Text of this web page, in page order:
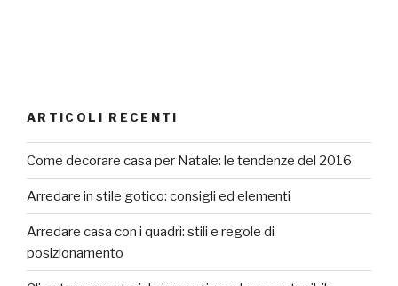
ARTICOLI RECENTI
Come decorare casa per Natale: le tendenze del 2016
Arredare in stile gotico: consigli ed elementi
Arredare casa con i quadri: stili e regole di
posizionamento